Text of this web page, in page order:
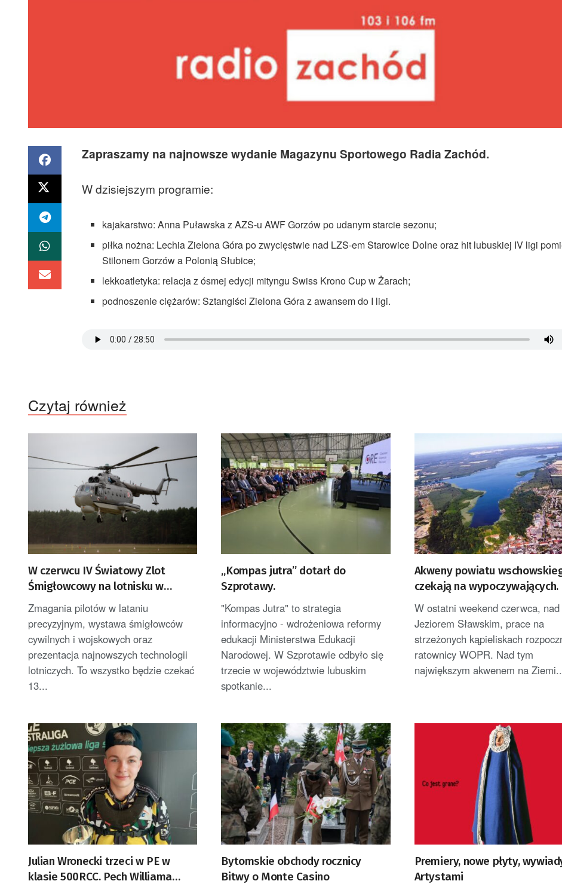
Zapraszamy na najnowsze wydanie Magazynu Sportowego Radia Zachód.
W dzisiejszym programie:
kajakarstwo: Anna Puławska z AZS-u AWF Gorzów po udanym starcie sezonu;
piłka nożna: Lechia Zielona Góra po zwycięstwie nad LZS-em Starowice Dolne oraz hit lubuskiej IV ligi
Stilonem Gorzów a Polonią Słubice;
lekkoatletyka: relacja z ósmej edycji mityngu Swiss Krono Cup w Żarach;
podnoszenie ciężarów: Sztangiści Zielona Góra z awansem do I ligi.
Czytaj również
W czerwcu IV Światowy Zlot
Śmigłowcowy na lotnisku w
Babimoście
Zmagania pilotów w lataniu
precyzyjnym, wystawa śmigłowców
cywilnych i wojskowych oraz
prezentacja najnowszych technologii
lotniczych. To wszystko będzie czekać
13...
„Kompas jutra” dotarł do
Szprotawy.
"Kompas Jutra" to strategia
informacyjno - wdrożeniowa reformy
edukacji Ministerstwa Edukacji
Narodowej. W Szprotawie odbyło się
trzecie w województwie lubuskim
spotkanie...
Akweny powiatu
czekają na wypoczywających.
W ostatni weekend czerwca, nad
Jeziorem Sławskim, prace na
strzeżonych kąpieliskach
ratownicy WOPR. Nad tym
największym akwenem na
Julian Wronecki trzeci w PE w
klasie 500RCC. Pech Williama
Bytomskie obchody rocznicy
Bitwy o Monte Casino
Premiery, nowe płyty,
Artystami